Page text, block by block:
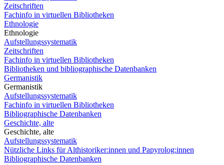
Zeitschriften
Fachinfo in virtuellen Bibliotheken
Ethnologie
Ethnologie
Aufstellungssystematik
Zeitschriften
Fachinfo in virtuellen Bibliotheken
Bibliotheken und bibliographische Datenbanken
Germanistik
Germanistik
Aufstellungssystematik
Fachinfo in virtuellen Bibliotheken
Bibliographische Datenbanken
Geschichte, alte
Geschichte, alte
Aufstellungssystematik
Nützliche Links für Althistoriker:innen und Papyrolog:innen
Bibliographische Datenbanken